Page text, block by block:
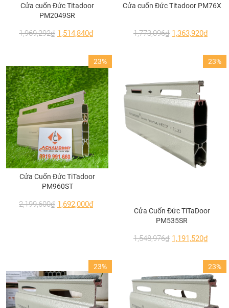
Vách ngăn nhôm Xingfa cho phòng ngủ thêm đẹp và sang trọng
Cửa cuốn Đức Titadoor
PM2049SR
1,969,292₫ 1,514,840₫
Cửa cuốn Đức Titadoor PM76X
1,773,096₫ 1,363,920₫
23%
Cửa Cuốn Đức TiTadoor
PM960ST
2,199,600₫ 1,692,000₫
23%
Cửa Cuốn Đức TiTaDoor
PM535SR
1,548,976₫ 1,191,520₫
23% 23%